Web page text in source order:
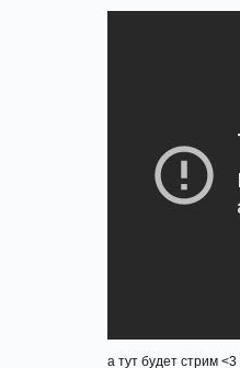
а тут будет стрим <3